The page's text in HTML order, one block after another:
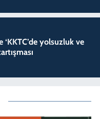
‘KKTC’de yolsuzluk ve